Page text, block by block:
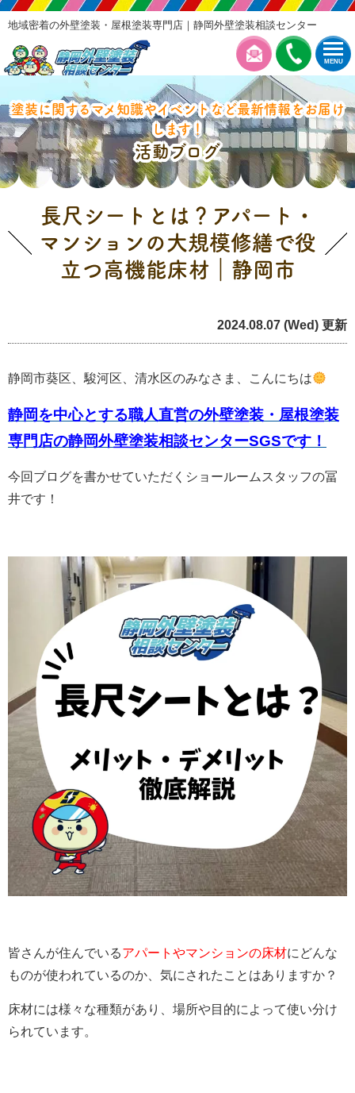
MENU
地域密着の外壁塗装・屋根塗装専門店｜静岡外壁塗装相談センター
塗装に関するマメ知識やイベントなど最新情報をお届け
します！
活動ブログ
長尺シートとは？アパート・
マンションの大規模修繕で役
立つ高機能床材｜静岡市
2024.08.07 (Wed) 更新
静岡市葵区、駿河区、清水区のみなさま、こんにちは
静岡を中心とする職人直営の外壁塗装・屋根塗装
専門店の静岡外壁塗装相談センターSGSです！
今回ブログを書かせていただくショールームスタッフの冨
井です！
皆さんが住んでいるアパートやマンションの床材にどんな
ものが使われているのか、気にされたことはありますか？
床材には様々な種類があり、場所や目的によって使い分け
られています。